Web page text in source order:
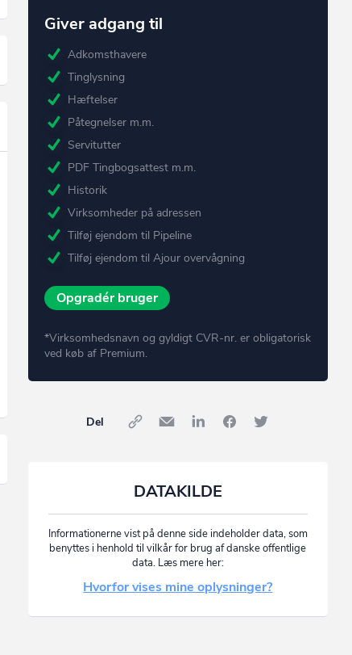
Giver adgang til
Adkomsthavere
Tinglysning
Hæftelser
Påtegnelser m.m.
Servitutter
PDF Tingbogsattest m.m.
Historik
Virksomheder på adressen
Tilføj ejendom til Pipeline
Tilføj ejendom til Ajour overvågning
Opgradér bruger
*Virksomhedsnavn og gyldigt CVR-nr. er obligatorisk
ved køb af Premium.
Del
DATAKILDE
Informationerne vist på denne side indeholder data, som
benyttes i henhold til vilkår for brug af danske offentlige
data. Læs mere her:
Hvorfor vises mine oplysninger?